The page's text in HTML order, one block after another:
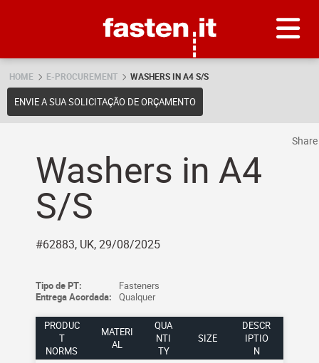
HOME E-PROCUREMENT WASHERS IN A4 S/S
ENVIE A SUA SOLICITAÇÃO DE ORÇAMENTO
Washers in A4
S/S
#62883, UK, 29/08/2025
Tipo de PT:
Fasteners
Entrega Acordada:
Qualquer
PRODUC
T
NORMS
MATERI
AL
QUA
NTI
TY
SIZE
DESCR
IPTIO
N
Share